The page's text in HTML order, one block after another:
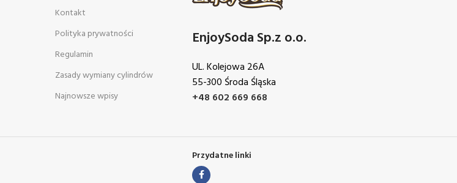
Kontakt
Polityka prywatności
Regulamin
Zasady wymiany cylindrów
Najnowsze wpisy
EnjoySoda Sp.z o.o.
UL. Kolejowa 26A
55-300 Środa Śląska
+48 602 669 668
Przydatne linki